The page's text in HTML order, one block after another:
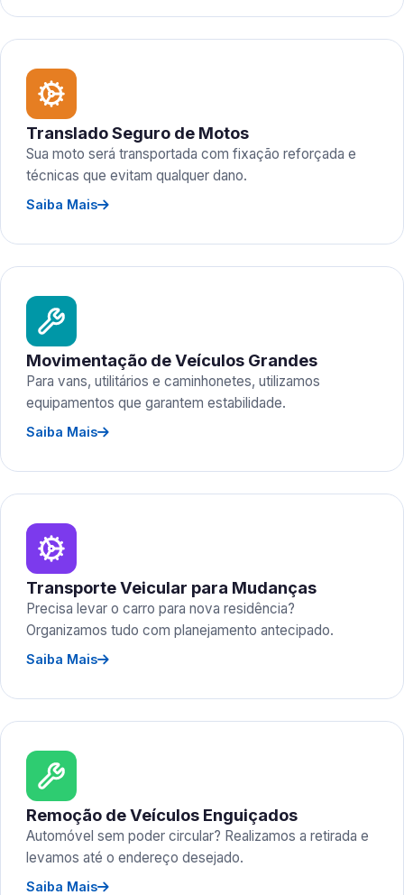
Translado Seguro de Motos
Sua moto será transportada com fixação reforçada e
técnicas que evitam qualquer dano.
Saiba Mais
Movimentação de Veículos Grandes
Para vans, utilitários e caminhonetes, utilizamos
equipamentos que garantem estabilidade.
Saiba Mais
Transporte Veicular para Mudanças
Precisa levar o carro para nova residência?
Organizamos tudo com planejamento antecipado.
Saiba Mais
Remoção de Veículos Enguiçados
Automóvel sem poder circular? Realizamos a retirada e
levamos até o endereço desejado.
Saiba Mais